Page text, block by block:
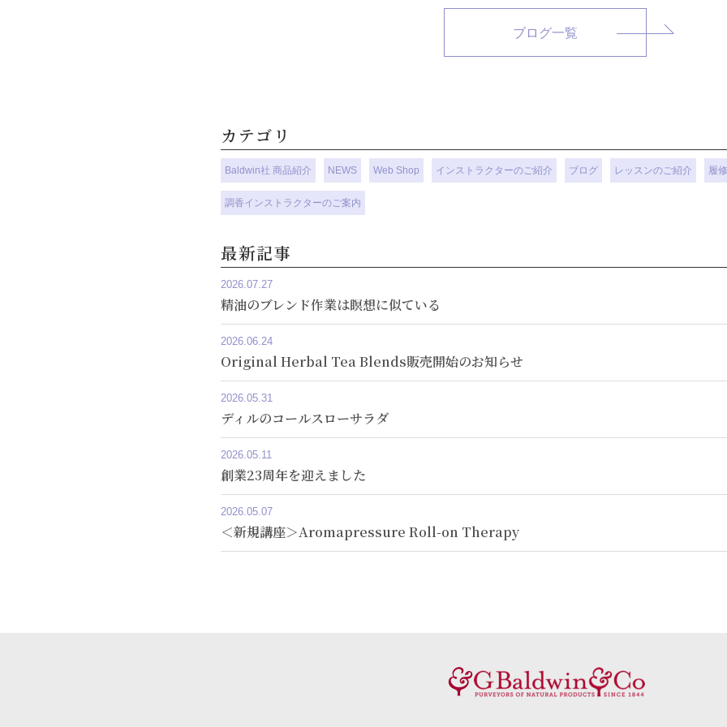
ブログ一覧
カテゴリ
Baldwin社 商品紹介 NEWS Web Shop インストラクターのご紹介 ブログ レッスンのご紹介 履
調香インストラクターのご案内
最新記事
2026.07.27
精油のブレンド作業は瞑想に似ている
2026.06.24
Original Herbal Tea Blends販売開始のお知らせ
2026.05.31
ディルのコールスローサラダ
2026.05.11
創業23周年を迎えました
2026.05.07
＜新規講座＞Aromapressure Roll-on Therapy